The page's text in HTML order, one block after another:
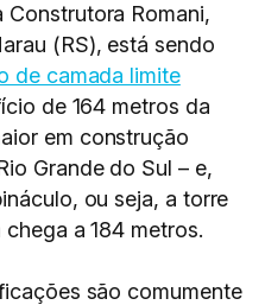
Romani,
(RS), está sendo
de camada limite
de 164 metros da
em construção
Grande do Sul – e,
ou seja, a torre
a 184 metros.
são comumente